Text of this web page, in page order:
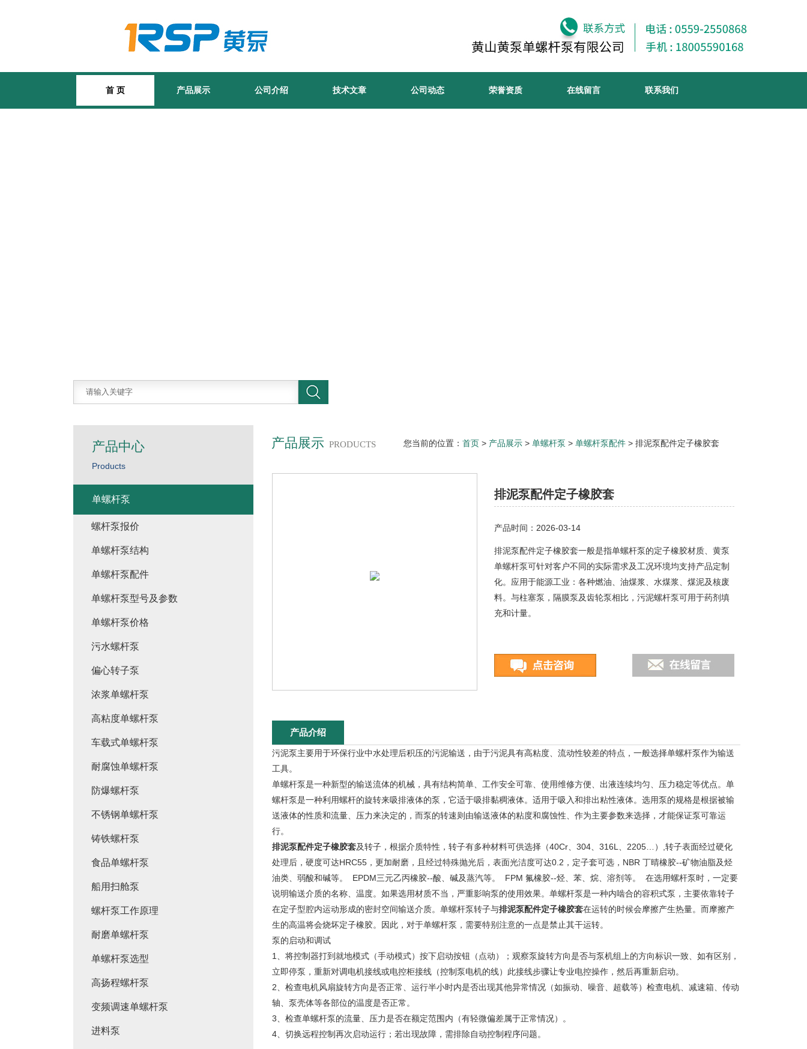
首 页 产品展示 公司介绍 技术文章 公司动态 荣誉资质 在线留言 联系我们
产品展示 PRODUCTS 您当前的位置： 首页 > 产品展示 > 单螺杆泵 > 单螺杆泵配件 > 排泥泵配件定子橡胶套
排泥泵配件定子橡胶套
产品时间：2026-03-14
排泥泵配件定子橡胶套一般是指单螺杆泵的定子橡胶材质、黄泵
单螺杆泵可针对客户不同的实际需求及工况环境均支持产品定制
化。应用于能源工业：各种燃油、油煤浆、水煤浆、煤泥及核废
料。与柱塞泵，隔膜泵及齿轮泵相比，污泥螺杆泵可用于药剂填
充和计量。
产品介绍
污泥泵主要用于环保行业中水处理后积压的污泥输送，由于污泥具有高粘度、流动性较差的特点，一般选择单螺杆泵作为输送
工具。
单螺杆泵是一种新型的输送流体的机械，具有结构简单、工作安全可靠、使用维修方便、出液连续均匀、压力稳定等优点。单
螺杆泵是一种利用螺杆的旋转来吸排液体的泵，它适于吸排黏稠液体。适用于吸入和排出粘性液体。选用泵的规格是根据被输
送液体的性质和流量、压力来决定的，而泵的转速则由输送液体的粘度和腐蚀性、作为主要参数来选择，才能保证泵可靠运
行。
排泥泵配件定子橡胶套及转子，根据介质特性，转子有多种材料可供选择（40Cr、304、316L、2205…）,转子表面经过硬化
处理后，硬度可达HRC55，更加耐磨，且经过特殊抛光后，表面光洁度可达0.2，定子套可选，NBR 丁晴橡胶--矿物油脂及烃
油类、弱酸和碱等。 EPDM三元乙丙橡胶--酸、碱及蒸汽等。 FPM 氟橡胶--烃、苯、烷、溶剂等。 在选用螺杆泵时，一定要
说明输送介质的名称、温度。如果选用材质不当，严重影响泵的使用效果。单螺杆泵是一种内啮合的容积式泵，主要依靠转子
在定子型腔内运动形成的密封空间输送介质。单螺杆泵转子与排泥泵配件定子橡胶套在运转的时候会摩擦产生热量。而摩擦产
生的高温将会烧坏定子橡胶。因此，对于单螺杆泵，需要特别注意的一点是禁止其干运转。
泵的启动和调试
1、将控制器打到就地模式（手动模式）按下启动按钮（点动）；观察泵旋转方向是否与泵机组上的方向标识一致、如有区别，
立即停泵，重新对调电机接线或电控柜接线（控制泵电机的线）此接线步骤让专业电控操作，然后再重新启动。
2、检查电机风扇旋转方向是否正常、运行半小时内是否出现其他异常情况（如振动、噪音、超载等）检查电机、减速箱、传动
轴、泵壳体等各部位的温度是否正常。
3、检查单螺杆泵的流量、压力是否在额定范围内（有轻微偏差属于正常情况）。
4、切换远程控制再次启动运行；若出现故障，需排除自动控制程序问题。
产品中心
Products
单螺杆泵
螺杆泵报价
单螺杆泵结构
单螺杆泵配件
单螺杆泵型号及参数
单螺杆泵价格
污水螺杆泵
偏心转子泵
浓浆单螺杆泵
高粘度单螺杆泵
车载式单螺杆泵
耐腐蚀单螺杆泵
防爆螺杆泵
不锈钢单螺杆泵
铸铁螺杆泵
食品单螺杆泵
船用扫舱泵
螺杆泵工作原理
耐磨单螺杆泵
单螺杆泵选型
高扬程螺杆泵
变频调速单螺杆泵
进料泵